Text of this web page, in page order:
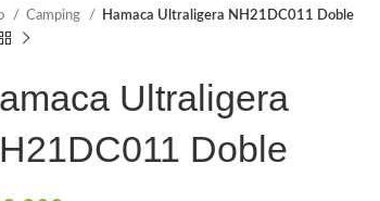
Camping Hamaca Ultraligera NH21DC011 Doble
Ultraligera
Doble